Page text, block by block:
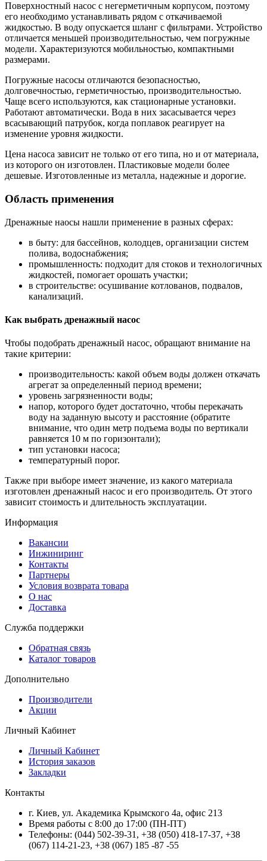
Поверхностный насос с негерметичным корпусом, поэтому
его необходимо устанавливать рядом с откачиваемой
жидкостью. В воду опускается шланг с фильтрами. Устройство
отличается меньшей производительностью, чем погружные
модели. Характеризуются мобильностью, компактными
размерами.
Погружные насосы отличаются безопасностью,
долговечностью, герметичностью, производительностью.
Чаще всего используются, как стационарные установки.
Работают автоматически. Вода в них засасывается через
всасывающий патрубок, когда поплавок реагирует на
изменение уровня жидкости.
Цена насоса зависит не только от его типа, но и от материала,
из которого он изготовлен. Пластиковые модели более
дешевые. Изготовленные из металла, надежные и дорогие.
Область применения
Дренажные наосы нашли применение в разных сферах:
в быту: для бассейнов, колодцев, организации систем
полива, водоснабжения;
промышленность: подходит для стоков и технологичных
жидкостей, помогает орошать участки;
в строительстве: осушивание котлованов, подвалов,
канализаций.
Как выбрать дренажный насос
Чтобы подобрать дренажный насос, обращают внимание на
такие критерии:
производительность: какой объем воды должен откачать
агрегат за определенный период времени;
уровень загрязненности воды;
напор, которого будет достаточно, чтобы перекачать
воду на заданную высоту и расстояние (обратите
внимание, что один метр подъема воды по вертикали
равняется 10 м по горизонтали);
тип установки насоса;
температурный порог.
Также при выборе имеет значение, из какого материала
изготовлен дренажный насос и его производитель. От этого
зависит стоимость и длительность эксплуатации.
Информация
Вакансии
Инжиниринг
Контакты
Партнеры
Условия возврата товара
О нас
Доставка
Служба поддержки
Обратная связь
Каталог товаров
Дополнительно
Производители
Акции
Личный Кабинет
Личный Кабинет
История заказов
Закладки
Контакты
г. Киев, ул. Академика Крымского 4а, офис 213
Время работы с 8:00 до 17:00 (ПН-ПТ)
Телефоны: (044) 502-39-31 , +38 (050) 418-17-37, +38
(067) 114-21-23, +38 (067) 185 -87 -55